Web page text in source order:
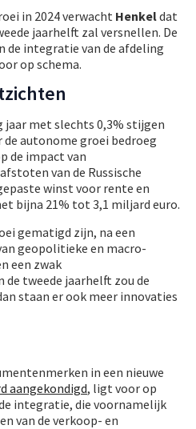
in 2024 verwacht Henkeldat
jaarhelft zal versnellen. De
de integratie van de afdeling
op schema.
met slechts 0,3% stijgen
de autonome groei bedroeg
de impact van
van de Russische
winst voor rente en
bijna 21% tot 3,1 miljard euro.
gematigd zijn, na een
geopolitieke en macro-
een zwak
tweede jaarhelft zou de
staan er ook meer innovaties
in een nieuwe
aangekondigd, ligt voor op
integratie, die voornamelijk
van de verkoop- en